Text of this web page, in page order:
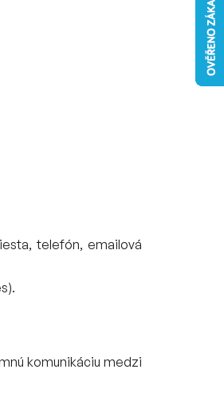
telefón, emailová
komunikáciu medzi